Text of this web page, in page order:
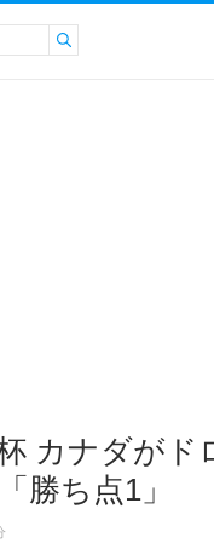
カナダが
勝ち点1」